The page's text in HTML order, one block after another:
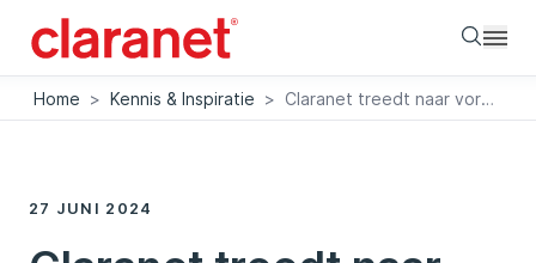
Home > Kennis & Inspiratie > Claranet treedt naar voren als Pinnacle Partner voor bedrijven die VMware-licenties nodig hebben
27 JUNI 2024